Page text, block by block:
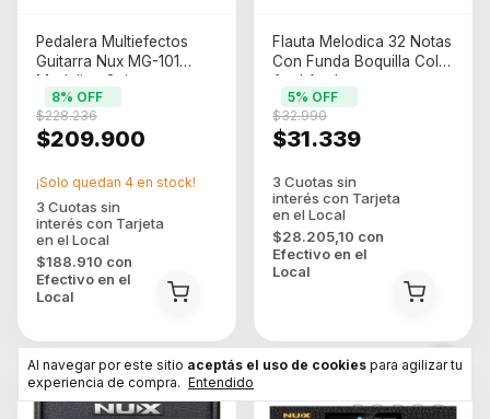
Al navegar por este sitio aceptás el uso de cookies para agilizar tu
experiencia de compra. Entendido
Pedalera Multiefectos
Guitarra Nux MG-101
Modeling Guitar
Processor
$209.900
$228.236
8% OFF
$188.910 con
Efectivo en el
Local
¡Solo quedan 4 en stock!
Flauta Melodica 32 Notas
Con Funda Boquilla Color
Azul Azul
$31.339
$32.990
5% OFF
$28.205,10 con
Efectivo en el
Local